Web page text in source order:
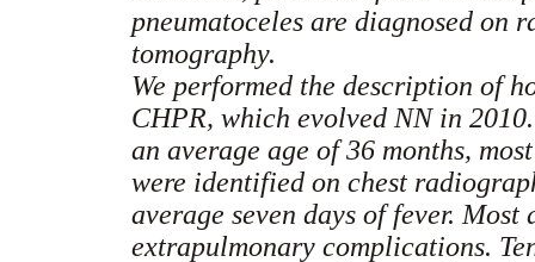
pneumatoceles are diagnosed on
tomography.
We performed the description of
CHPR, which evolved NN in
an average age of 36 months,
were identified on chest
average seven days of fever.
extrapulmonary complications.